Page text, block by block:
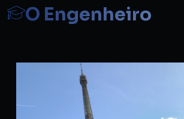
O Engenheiro